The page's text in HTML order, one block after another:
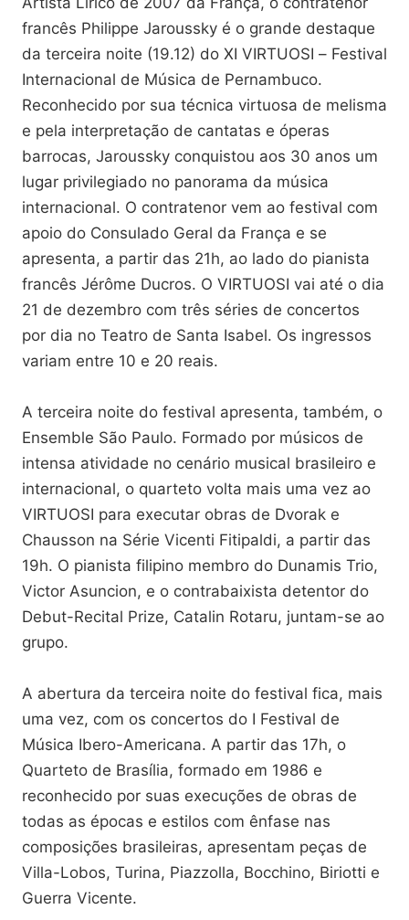
francês Philippe Jaroussky é o grande destaque
da terceira noite (19.12) do XI VIRTUOSI – Festival
Internacional de Música de Pernambuco.
Reconhecido por sua técnica virtuosa de melisma
e pela interpretação de cantatas e óperas
barrocas, Jaroussky conquistou aos 30 anos um
lugar privilegiado no panorama da música
internacional. O contratenor vem ao festival com
apoio do Consulado Geral da França e se
apresenta, a partir das 21h, ao lado do pianista
francês Jérôme Ducros. O VIRTUOSI vai até o dia
21 de dezembro com três séries de concertos
por dia no Teatro de Santa Isabel. Os ingressos
variam entre 10 e 20 reais.
A terceira noite do festival apresenta, também, o
Ensemble São Paulo. Formado por músicos de
intensa atividade no cenário musical brasileiro e
internacional, o quarteto volta mais uma vez ao
VIRTUOSI para executar obras de Dvorak e
Chausson na Série Vicenti Fitipaldi, a partir das
19h. O pianista filipino membro do Dunamis Trio,
Victor Asuncion, e o contrabaixista detentor do
Debut-Recital Prize, Catalin Rotaru, juntam-se ao
grupo.
A abertura da terceira noite do festival fica, mais
uma vez, com os concertos do I Festival de
Música Ibero-Americana. A partir das 17h, o
Quarteto de Brasília, formado em 1986 e
reconhecido por suas execuções de obras de
todas as épocas e estilos com ênfase nas
composições brasileiras, apresentam peças de
Villa-Lobos, Turina, Piazzolla, Bocchino, Biriotti e
Guerra Vicente.